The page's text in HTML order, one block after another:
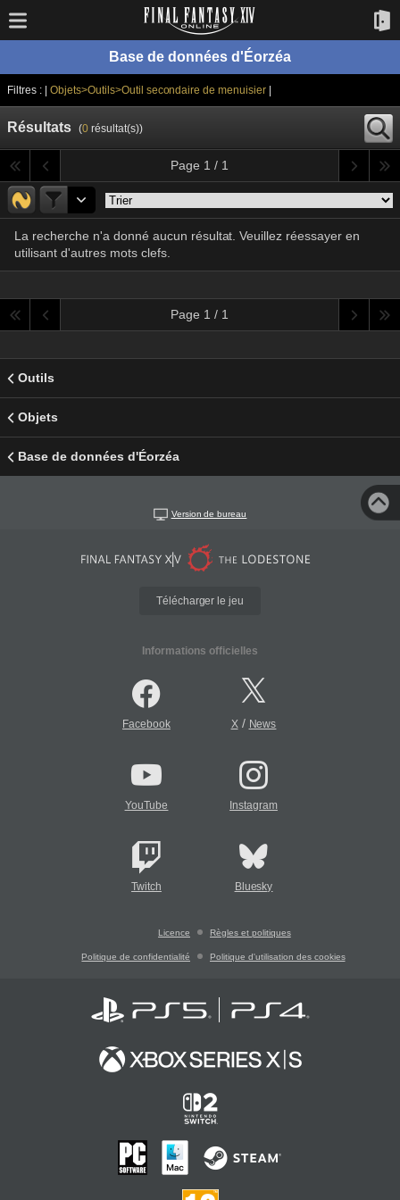
Base de données d'Éorzéa
Filtres : | Objets>Outils>Outil secondaire de menuisier
Résultats (0résultat(s))
Page 1 / 1
La recherche n'a donné aucun résultat. Veuillez réessayer en
utilisant d'autres mots clefs.
Page 1 / 1
Outils
Objets
Base de données d'Éorzéa
Version de bureau
Télécharger le jeu
Informations officielles
Facebook X/ News
YouTube Instagram
Twitch Bluesky
Licence Règles et politiques
Politique de confidentialité Politique d'utilisation des cookies